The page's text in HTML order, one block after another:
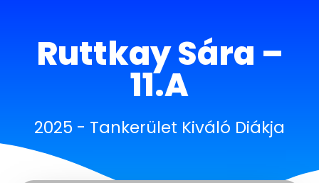
Ruttkay Sára –
11.A
2025 - Tankerület Kiváló Diákja